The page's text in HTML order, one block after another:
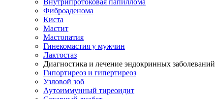
Внутрипротоковая папиллома
Фиброаденома
Киста
Мастит
Мастопатия
Гинекомастия у мужчин
Лактостаз
Диагностика и лечение эндокринных заболеваний
Гипортиреоз и гипертиреоз
Узловой зоб
Аутоиммунный тиреоидит